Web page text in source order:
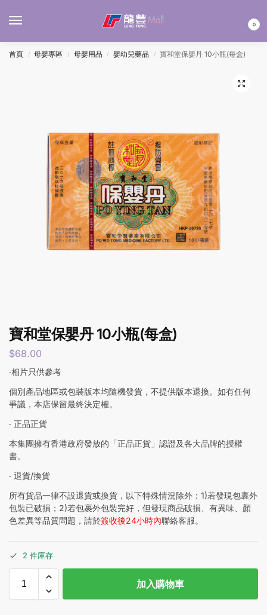
0
首頁 / 母嬰專區 / 母嬰用品 / 嬰幼兒藥品 / 寶和堂保嬰丹 10小瓶(每盒)
寶和堂保嬰丹 10小瓶(每盒)
$68.00
‧相片只供參考
個別產品地區或包裝版本均隨機發貨，不提供版本退換。如有任何
爭議，本店保留最終決定權。
‧ 正品正貨
本集團擁有香港政府發放的「正品正貨」認證及各大品牌的授權
書。
‧ 退貨/換貨
所有貨品一律不設退貨或換貨，以下特殊情況除外：1)若發現包裹外
包裝已破損；2)若包裹外包裝完好，但發現商品破損、有異味、顏
色差異等品質問題，請於簽收後24小時內聯絡客服。
2 件庫存
加入購物車